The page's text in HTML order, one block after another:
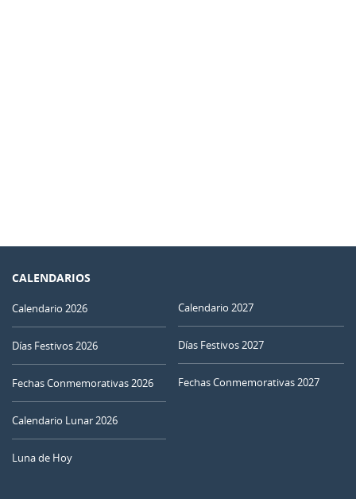
CALENDARIOS
Calendario 2026
Días Festivos 2026
Fechas Conmemorativas 2026
Calendario Lunar 2026
Luna de Hoy
Calendario 2027
Días Festivos 2027
Fechas Conmemorativas 2027